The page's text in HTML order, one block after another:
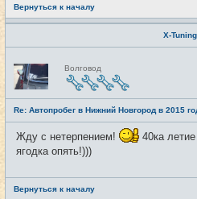
Вернуться к началу
X-Tuning
Н
е
в
с
е
т
и
Волговод
Re: Автопробег в Нижний Новгород в 2015
Жду с нетерпением!
40ка
ягодка опять!)))
Вернуться к началу